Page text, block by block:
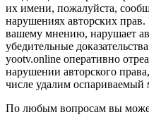
их имени, пожалуйста,
нарушениях авторских
вашему мнению, нарушает
убедительные
yootv.online оперативно
нарушении авторского
числе удалим оспариваемый
По любым вопросам вы